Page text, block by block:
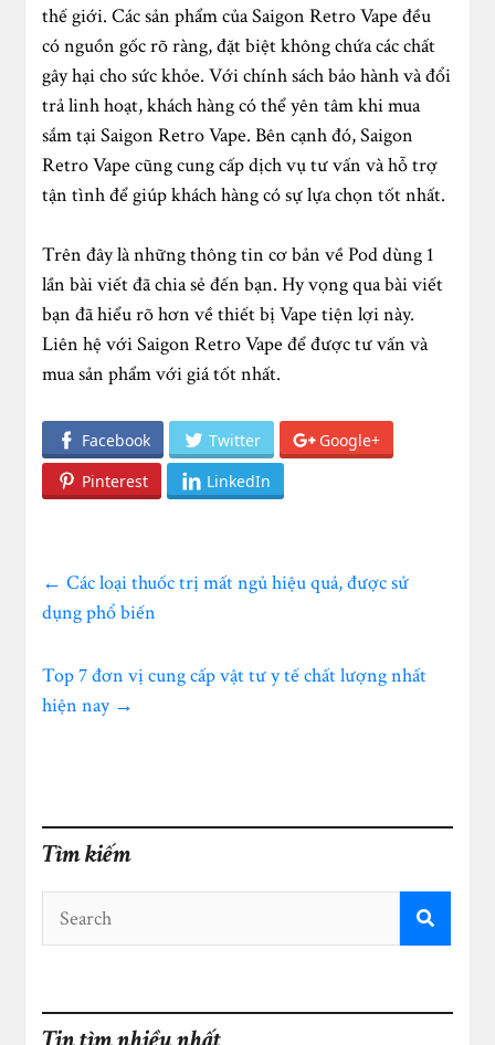
thế giới. Các sản phẩm của Saigon Retro Vape đều
có nguồn gốc rõ ràng, đặt biệt không chứa các chất
gây hại cho sức khỏe. Với chính sách bảo hành và đổi
trả linh hoạt, khách hàng có thể yên tâm khi mua
sắm tại Saigon Retro Vape. Bên cạnh đó, Saigon
Retro Vape cũng cung cấp dịch vụ tư vấn và hỗ trợ
tận tình để giúp khách hàng có sự lựa chọn tốt nhất.
Trên đây là những thông tin cơ bản về Pod dùng 1
lần bài viết đã chia sẻ đến bạn. Hy vọng qua bài viết
bạn đã hiểu rõ hơn về thiết bị Vape tiện lợi này.
Liên hệ với Saigon Retro Vape để được tư vấn và
mua sản phẩm với giá tốt nhất.
Facebook Twitter
Google+
Pinterest
LinkedIn
← Các loại thuốc trị mất ngủ hiệu quả, được sử
dụng phổ biến
Top 7 đơn vị cung cấp vật tư y tế chất lượng nhất
hiện nay →
Tìm kiếm